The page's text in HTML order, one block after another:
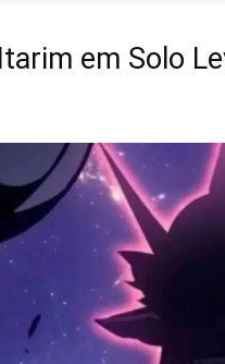
em Solo